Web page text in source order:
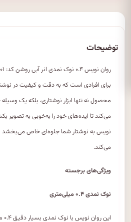
توضیحات
برای افرادی است که به دقت و کیفیت در
محصول نه تنها ابزار نوشتاری، بلکه یک
می‌کند تا ایده‌های خود را به‌خوبی به تصویر
نویس به نوشتار شما جلوه‌ای خاص می‌بخشد و
می‌کند.
ویژگی‌های برجسته
نوک نمدی ۰.۴ میلی‌متری